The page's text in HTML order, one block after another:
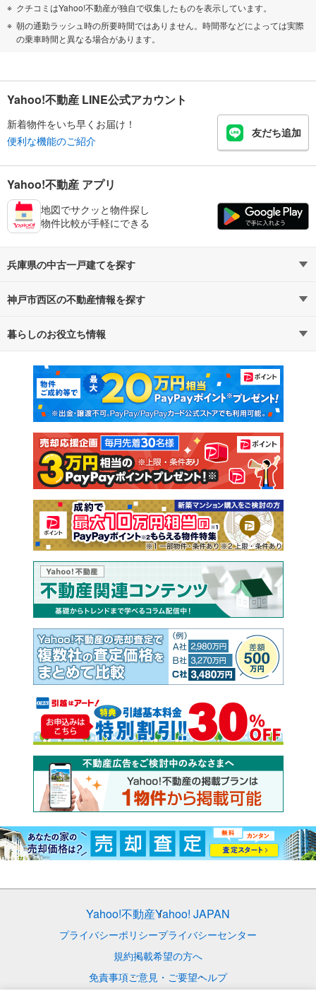
クチコミはYahoo!不動産が独自で収集したものを表示しています。
朝の通勤ラッシュ時の所要時間ではありません。時間帯などによっては実際
の乗車時間と異なる場合があります。
Yahoo!不動産 LINE公式アカウント
新着物件をいち早くお届け！
便利な機能のご紹介
友だち追加
Yahoo!不動産 アプリ
地図でサクッと物件探し
物件比較が手軽にできる
兵庫県の中古一戸建てを探す
路線・駅から探す
通勤・通学時間から探す
神戸市西区の不動産情報を探す
不動産・住宅
新築マンション 中古マンション
新築一戸建て 中古一戸建て
注文住宅 土地
売却査定
暮らしのお役立ち情報
マンションカタログ 教えて！住まいの先生
Yahoo!不動産Yahoo! JAPAN
プライバシーポリシープライバシーセンター
規約掲載希望の方へ
免責事項ご意見・ご要望ヘルプ